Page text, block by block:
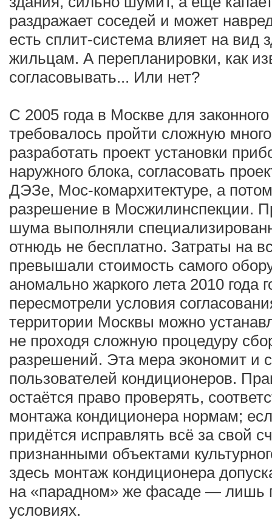
раздражает соседей и может
есть сплит-система влияет на вид
жильцам. А перепланировки, как
согласовывать... Или нет?
С 2005 года в Москве для
требовалось пройти сложную
разработать проект установки
наружного блока, согласовать
ДЭЗе, Мос-комархитектуре, а
разрешение в Мосжилинспекции.
шума выполняли
отнюдь не бесплатно. Затраты на
превышали стоимость самого
аномально жаркого лета 2010 года
пересмотрели условия
территории Москвы можно
не проходя сложную процедуру
разрешений. Эта мера экономит и
пользователей кондиционеров.
остаётся право проверять,
монтажа кондиционера нормам;
придётся исправлять всё за свой
признанными объектами
здесь монтаж кондиционера
на «парадном» же фасаде — лишь
условиях.